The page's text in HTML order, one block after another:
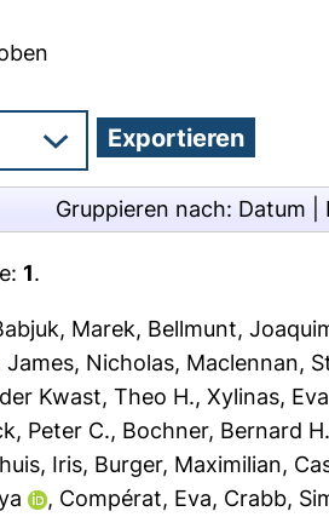
Gruppieren nach: Datum
1.
Marek, Bellmunt,
James, Nicholas, Maclennan,
Kwast, Theo H., Xylinas,
Peter C., Bochner, Bernard H.
Iris, Burger, Maximilian,
, Compérat, Eva, Crabb,